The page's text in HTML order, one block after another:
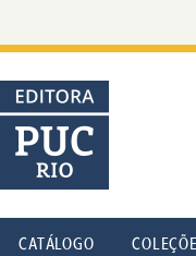
CATÁLOGO